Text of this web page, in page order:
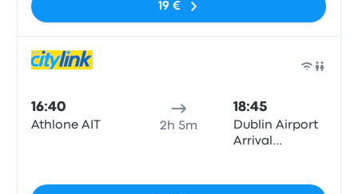
19 €
16:40
Athlone AIT 2h 5m
18:45
Dublin Airport
Arrival